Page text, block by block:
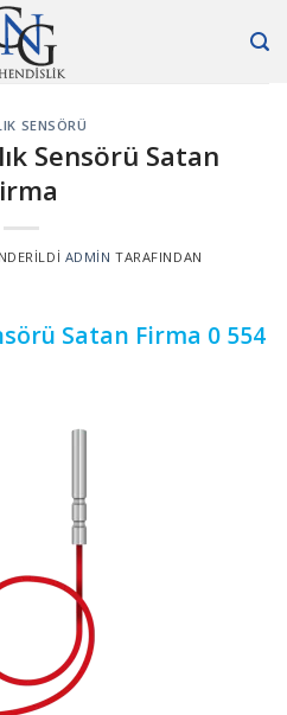
SENSÖRÜ
Sensörü Satan
ADMIN TARAFINDAN
Satan Firma 0 554